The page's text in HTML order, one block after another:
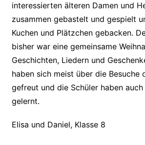
interessierten älteren Damen und
zusammen gebastelt und gespielt
Kuchen und Plätzchen gebacken.
bisher war eine gemeinsame
Geschichten, Liedern und
haben sich meist über die Besuche
gefreut und die Schüler haben
gelernt.
Elisa und Daniel, Klasse 8